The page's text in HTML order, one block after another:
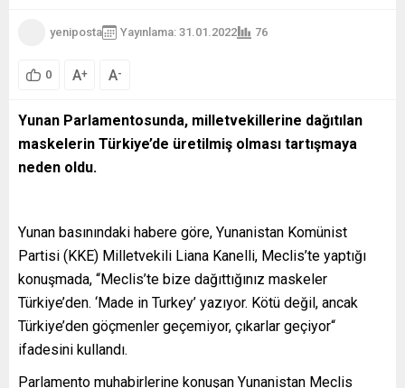
yeniposta Yayınlama: 31.01.2022 76
0 A+ A-
Yunan Parlamentosunda, milletvekillerine dağıtılan
maskelerin Türkiye’de üretilmiş olması tartışmaya
neden oldu.
Yunan basınındaki habere göre, Yunanistan Komünist
Partisi (KKE) Milletvekili Liana Kanelli, Meclis’te yaptığı
konuşmada, “Meclis’te bize dağıttığınız maskeler
Türkiye’den. ‘Made in Turkey’ yazıyor. Kötü değil, ancak
Türkiye’den göçmenler geçemiyor, çıkarlar geçiyor“
ifadesini kullandı.
Parlamento muhabirlerine konuşan Yunanistan Meclis